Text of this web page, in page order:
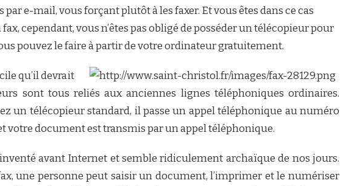
e-mail, vous forçant plutôt à les faxer. Et vous êtes dans ce cas
cependant, vous n’êtes pas obligé de posséder un télécopieur pour
pouvez le faire à partir de votre ordinateur gratuitement.
qu’il devrait
sont tous reliés aux anciennes lignes téléphoniques ordinaires.
un télécopieur standard, il passe un appel téléphonique au numéro
votre document est transmis par un appel téléphonique.
inventé avant Internet et semble ridiculement archaïque de nos jours.
une personne peut saisir un document, l’imprimer et le numériser